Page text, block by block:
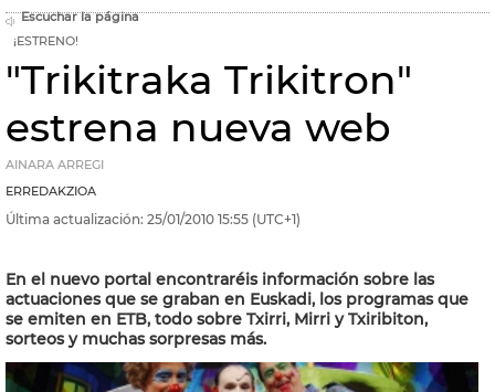
Escuchar la página
¡ESTRENO!
"Trikitraka Trikitron"
estrena nueva web
AINARA ARREGI
ERREDAKZIOA
Última actualización: 25/01/2010 15:55 (UTC+1)
En el nuevo portal encontraréis información sobre las
actuaciones que se graban en Euskadi, los programas que
se emiten en ETB, todo sobre Txirri, Mirri y Txiribiton,
sorteos y muchas sorpresas más.